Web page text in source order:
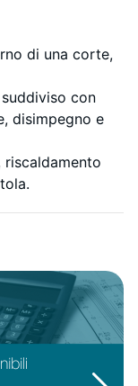
di una corte,
con
disimpegno e